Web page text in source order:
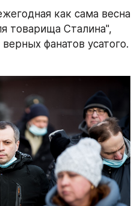
как сама весна
товарища Сталина",